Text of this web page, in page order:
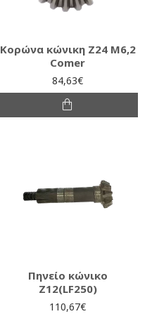
Κορώνα κώνικη Ζ24 Μ6,2
Comer
84,63€
Πηνείο κώνικο
Ζ12(LF250)
110,67€